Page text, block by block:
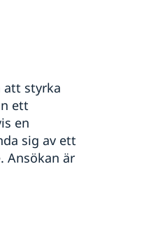
att styrka
ett
en
sig av ett
Ansökan är